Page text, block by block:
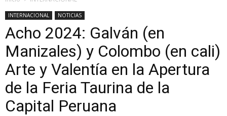
INTERNACIONAL NOTICIAS
Acho 2024: Galván (en
Manizales) y Colombo (en cali)
Arte y Valentía en la Apertura
de la Feria Taurina de la
Capital Peruana